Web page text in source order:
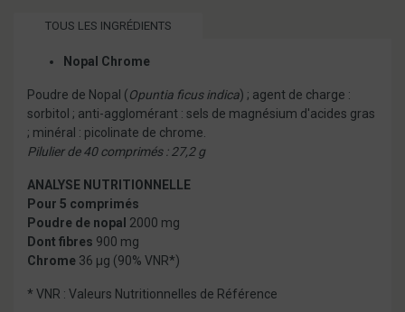
TOUS LES INGRÉDIENTS
Nopal Chrome
Poudre de Nopal (Opuntia ficus indica) ; agent de charge :
sorbitol ; anti-agglomérant : sels de magnésium d'acides gras
; minéral : picolinate de chrome.
Pilulier de 40 comprimés : 27,2 g
ANALYSE NUTRITIONNELLE
Pour 5 comprimés
Poudre de nopal 2000 mg
Dont fibres 900 mg
Chrome 36 µg (90% VNR*)
* VNR : Valeurs Nutritionnelles de Référence